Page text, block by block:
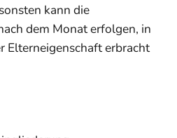
kann die
dem Monat erfolgen, in
Elterneigenschaft erbracht